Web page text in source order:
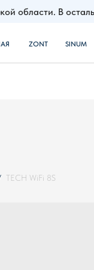
области. В
TECH WiFi 8S